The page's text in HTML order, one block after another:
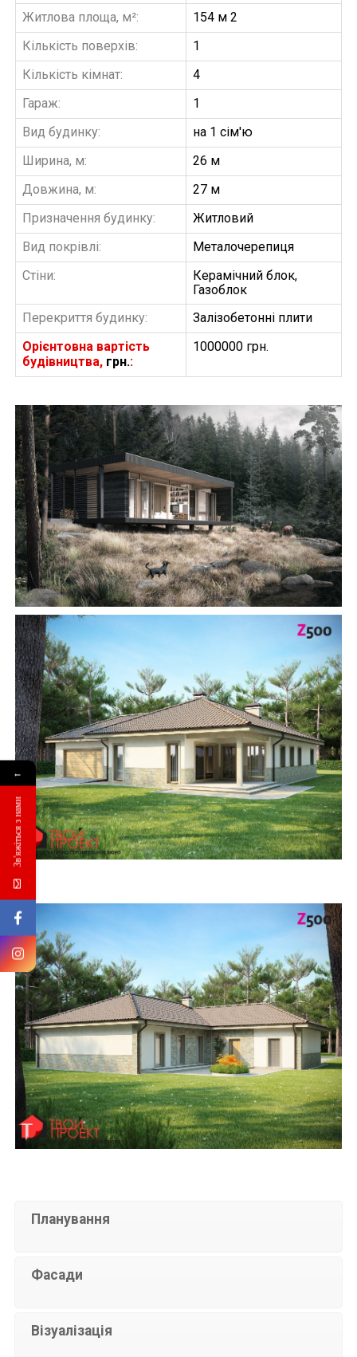
Житлова площа, м²:
154 м 2
Кількість поверхів:
1
Кількість кімнат:
4
Гараж:
1
Вид будинку:
на 1 сім'ю
Ширина, м:
26 м
Довжина, м:
27 м
Призначення будинку:
Житловий
Вид покрівлі:
Металочерепиця
Стіни:
Керамічний блок,
Газоблок
Перекриття будинку:
Залізобетонні плити
Орієнтовна вартість
будівництва, грн.:
1000000 грн.
БУДІВНИЦТВО БУДИНКІВ
З
АББ”ТВІЙ ПРОЕКТ”
Замовити будівництво
Планування
Фасади
Візуалізація
←
Зв'яжіться з нами